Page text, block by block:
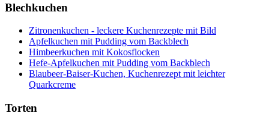
Blechkuchen
Zitronenkuchen - leckere Kuchenrezepte mit Bild
Apfelkuchen mit Pudding vom Backblech
Himbeerkuchen mit Kokosflocken
Hefe-Apfelkuchen mit Pudding vom Backblech
Blaubeer-Baiser-Kuchen, Kuchenrezept mit leichter
Quarkcreme
Torten